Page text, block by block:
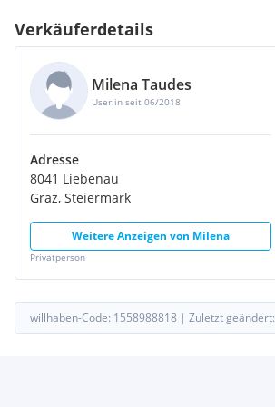
Verkäuferdetails
Milena Taudes
User:in seit 06/2018
Adresse
8041 Liebenau
Graz, Steiermark
Weitere Anzeigen von Milena
Privatperson
willhaben-Code: 1558988818 | Zuletzt geändert: